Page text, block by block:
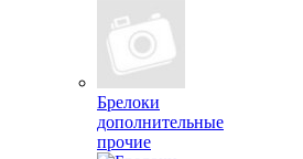
Брелоки
дополнительные
прочие